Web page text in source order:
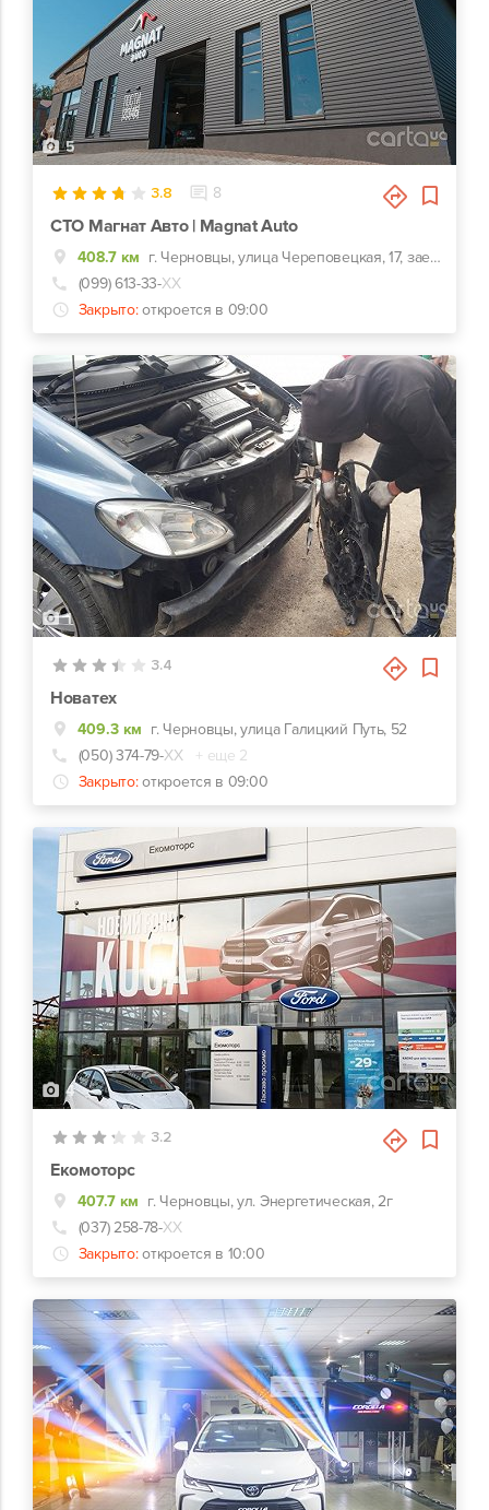
5
3.8 8
СТО Магнат Авто | Magnat Auto
408.7 км
г. Черновцы, улица Череповецкая, 17, заезд с ул. Комунальников
(099) 613-33-ХХ
Закрыто: откроется в 09:00
1
3.4
Новатех
409.3 км г. Черновцы, улица Галицкий Путь, 52
(050) 374-79-ХХ
+ еще 2
Закрыто: откроется в 09:00
4
3.2
Екомоторс
407.7 км г. Черновцы, ул. Энергетическая, 2г
(037) 258-78-ХХ
Закрыто: откроется в 10:00